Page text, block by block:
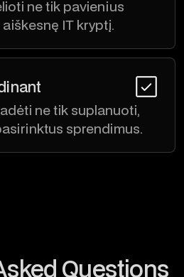
ne tik pavienius
IT kryptį.
ne tik suplanuoti,
sprendimus.
Questions